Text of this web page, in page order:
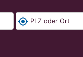
my_location